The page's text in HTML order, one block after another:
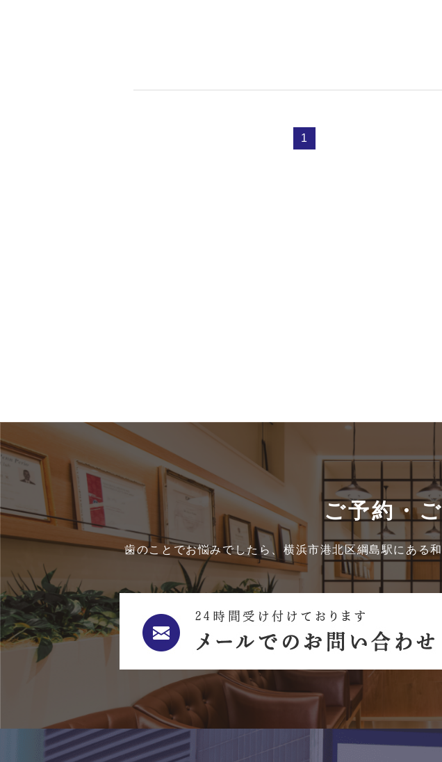
1
ご予約・
歯のことでお悩みでしたら、横浜市港北区綱島駅にある